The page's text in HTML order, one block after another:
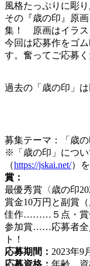
風格たっぷりに彫り
その『歳の印』原
集！ 原画はイラス
今回は応募作をゴ
す。奮ってご応募く
過去の「歳の印」は
募集テーマ：「歳
※「歳の印」につ
（https://jskai.net/）
賞：
最優秀賞〈歳の印
賞金10万円と副賞
佳作………５点・賞
参加賞……応募者全
ト！
応募期間： 2023年9
応募資格： 年齢、